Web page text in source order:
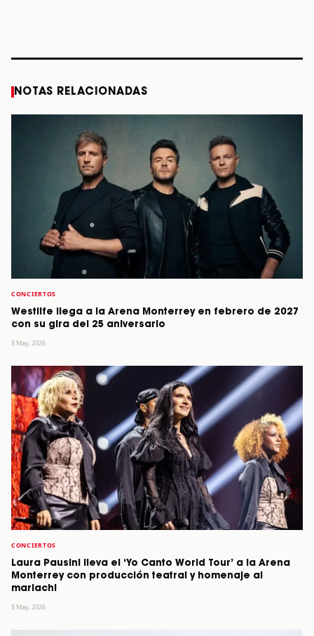
NOTAS RELACIONADAS
CONCIERTOS
Westlife llega a la Arena Monterrey en febrero de 2027
con su gira del 25 aniversario
8 May, 2026
CONCIERTOS
Laura Pausini lleva el ‘Yo Canto World Tour’ a la Arena
Monterrey con producción teatral y homenaje al
mariachi
8 May, 2026